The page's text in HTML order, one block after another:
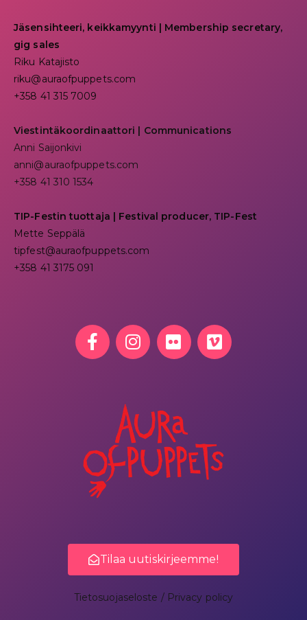
Jäsensihteeri, keikkamyynti | Membership secretary,
gig sales
Riku Katajisto
riku@auraofpuppets.com
+358 41 315 7009
Viestintäkoordinaattori | Communications
Anni Saijonkivi
anni@auraofpuppets.com
+358 41 310 1534
TIP-Festin tuottaja | Festival producer, TIP-Fest
Mette Seppälä
tipfest@auraofpuppets.com
+358 41 3175 091
Tilaa uutiskirjeemme!
Tietosuojaseloste / Privacy policy